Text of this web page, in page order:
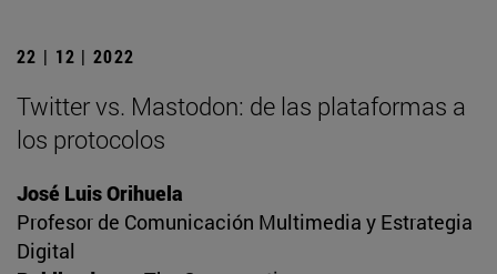
22 | 12 | 2022
Twitter vs. Mastodon: de las plataformas a
los protocolos
José Luis Orihuela
Profesor de Comunicación Multimedia y Estrategia
Digital